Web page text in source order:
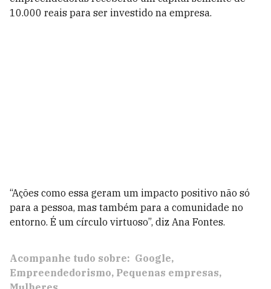
10.000 reais para ser investido na empresa.
“Ações como essa geram um impacto positivo não só
para a pessoa, mas também para a comunidade no
entorno. É um círculo virtuoso”, diz Ana Fontes.
Acompanhe tudo sobre: Google
Empreendedorismo Pequenas empresas